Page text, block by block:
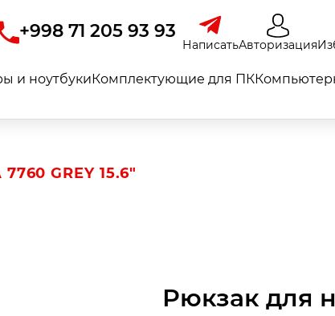
+998 71 205 93 93
НаписатьАвторизация
и ноутбукиКомплектующие для ПК
GREY 15.6"
Рюкзак для